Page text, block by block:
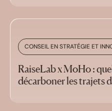
CONSEIL EN STRATÉGIE ET
RaiseLab x MoHo :
décarboner les trajets